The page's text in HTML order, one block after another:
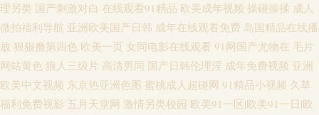
理另类 国产刺激对白 在线观看91精品 欧美成年视频 操碰操揉 成人
微拍福利导航 亚洲欧美国产日韩 成年在线观看免费 岛国精品在线播
放 狠狠撸第四色 欧美一页 女同电影在线观看 91网国产尤物在 毛片
网站黄色 狼人三级片 高清男同 国产日韩伦理淫 成年免费视频 亚洲
欧美中文视频 东京热亚洲色图 蜜桃成人超碰网 91精品小视频 久草
福利免费视影 五月天堂网 激情另类校园 欧美91一区|欧美91一日|欧